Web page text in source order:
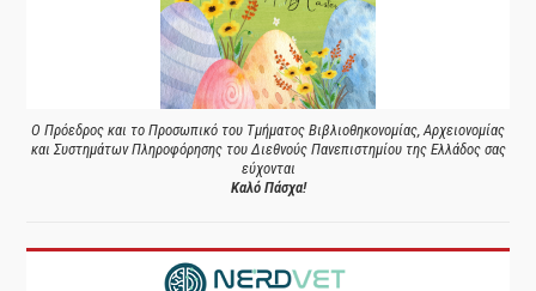
Ο Πρόεδρος και το Προσωπικό του Τμήματος Βιβλιοθηκονομίας, Αρχειονομίας
και Συστημάτων Πληροφόρησης του Διεθνούς Πανεπιστημίου της Ελλάδος σας
εύχονται
Καλό Πάσχα!